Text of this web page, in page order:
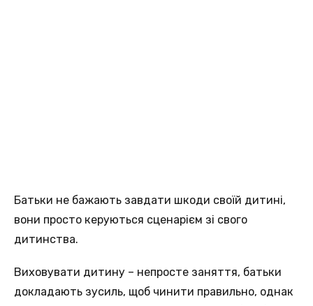
Батьки не бажають завдати шкоди своїй дитині,
вони просто керуються сценарієм зі свого
дитинства.
Виховувати дитину – непросте заняття, батьки
докладають зусиль, щоб чинити правильно, однак